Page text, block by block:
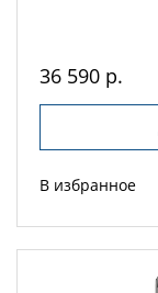
36 590 р.
В избранное